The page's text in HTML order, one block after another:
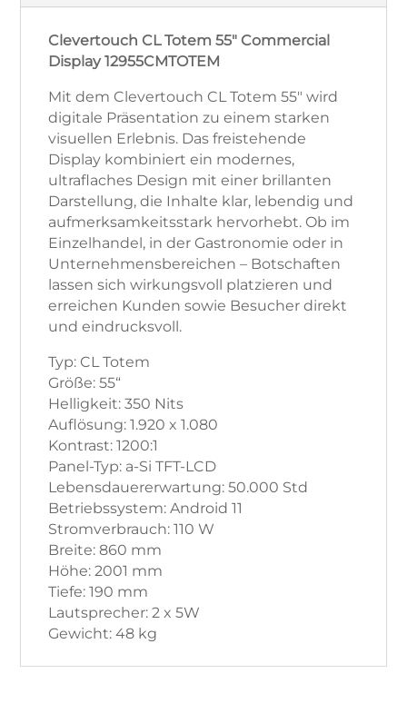
Clevertouch CL Totem 55" Commercial
Display 12955CMTOTEM
Mit dem Clevertouch CL Totem 55" wird
digitale Präsentation zu einem starken
visuellen Erlebnis. Das freistehende
Display kombiniert ein modernes,
ultraflaches Design mit einer brillanten
Darstellung, die Inhalte klar, lebendig und
aufmerksamkeitsstark hervorhebt. Ob im
Einzelhandel, in der Gastronomie oder in
Unternehmensbereichen – Botschaften
lassen sich wirkungsvoll platzieren und
erreichen Kunden sowie Besucher direkt
und eindrucksvoll.
Typ: CL Totem
Größe: 55“
Helligkeit: 350 Nits
Auflösung: 1.920 x 1.080
Kontrast: 1200:1
Panel-Typ: a-Si TFT-LCD
Lebensdauererwartung: 50.000 Std
Betriebssystem: Android 11
Stromverbrauch: 110 W
Breite: 860 mm
Höhe: 2001 mm
Tiefe: 190 mm
Lautsprecher: 2 x 5W
Gewicht: 48 kg